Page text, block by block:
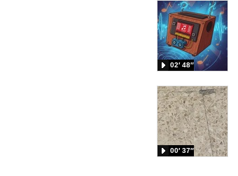
02′ 48″
00′ 37″